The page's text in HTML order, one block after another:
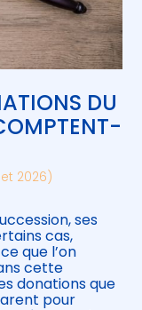
DU
2026)
ses
cas,
que l’on
cette
donations que
pour